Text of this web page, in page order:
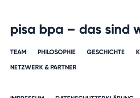
pisa bpa – das sind
TEAM PHILOSOPHIE GESCHICHTE​
NETZWERK & PARTNER​